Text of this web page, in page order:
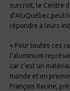
surcroit, le Centre
d’AluQuébec peut
répondre à leurs
« Pour toutes ces
l'aluminium
car c’est un
monde et en
François Racine,